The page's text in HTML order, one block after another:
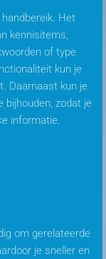
Het
kennisitems,
of type
kun je
Daarnaast kun je
bijhouden, zodat je
informatie.
om gerelateerde
je sneller en